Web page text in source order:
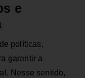
e
políticas,
garantir a
Nesse sentido,